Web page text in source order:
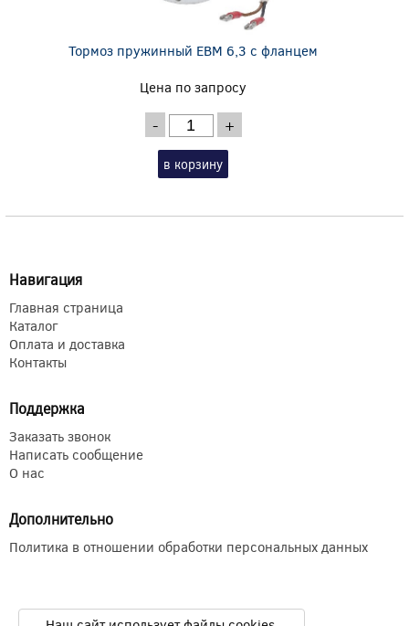
Тормоз пружинный EBM 6,3 с фланцем
Цена по запросу
- +
в корзину
Навигация
Главная страница
Каталог
Оплата и доставка
Контакты
Поддержка
Заказать звонок
Написать сообщение
О нас
Дополнительно
Политика в отношении обработки персональных данных